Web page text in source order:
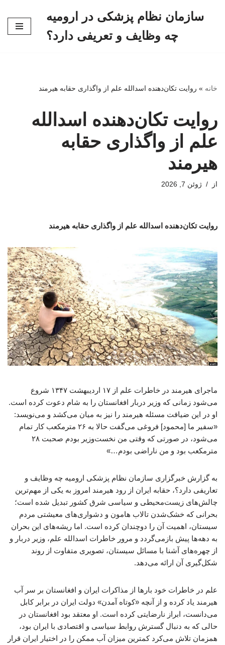
سازمان نظام پزشکی در ارومیه
چه وظایف و تعریفی دارد؟
خانه » روایت تکان‌دهنده اسدالله علم از واگذاری حقابه هیرمند
روایت تکان‌دهنده اسدالله
علم از واگذاری حقابه
هیرمند
از ژوئن 7, 2026
روایت تکان‌دهنده اسدالله علم از واگذاری حقابه هیرمند
ماجرای هیرمند در خاطرات علم از ۱۷ اردیبهشت ۱۳۴۷ شروع
می‌شود زمانی که وزیر دربار افغانستان را به شام دعوت کرده است.
او در این ضیافت مسئله‌ هیرمند را نیز به میان می‌کشد و می‌نویسد:
«سفیر ما [محمود] فروغی می‌گفت حالا به ۲۶ مترمکعب کار تمام
می‌شود، در صورتی که وقتی من نخست‌وزیر بودم صحبت ۲۸
مترمکعب بود و من ناراضی بودم…»
به گزارش خبرگزاری سازمان نظام پزشکی ارومیه چه وظایف و
تعاریفی دارد؟، حقابه ایران از رود هیرمند امروز به یکی از مهم‌ترین
چالش‌های زیست‌محیطی و سیاسی شرق کشور تبدیل شده است؛
بحرانی که خشک‌شدن تالاب هامون و دشواری‌های معیشتی مردم
سیستان، اهمیت آن را دوچندان کرده است. اما ریشه‌های این بحران
به دهه‌ها پیش بازمی‌گردد و مرور خاطرات اسدالله علم، وزیر دربار و
از چهره‌های آشنا با مسائل سیستان، تصویری متفاوت از روند
شکل‌گیری آن ارائه می‌دهد.
علم در خاطرات خود بارها از مذاکرات ایران و افغانستان بر سر آب
هیرمند یاد کرده و از آنچه «کوتاه آمدن» دولت ایران در برابر کابل
می‌دانست، ابراز نارضایتی کرده است. او معتقد بود افغانستان در
حالی که به دنبال گسترش روابط سیاسی و اقتصادی با ایران بود،
همزمان تلاش می‌کرد کمترین میزان آب ممکن را در اختیار ایران قرار